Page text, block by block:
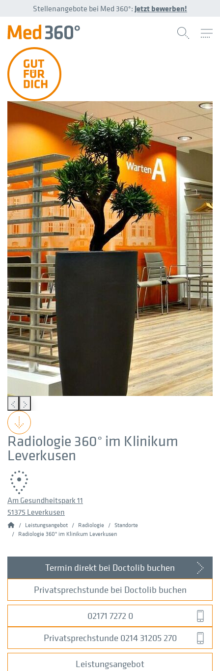
Stellenangebote bei Med 360°: Jetzt bewerben!
Radiologie 360° im Klinikum
Leverkusen
Am Gesundheitspark 11
51375 Leverkusen
HomeLeistungsangebot Radiologie
Standorte
Radiologie 360° im Klinikum Leverkusen
Termin direkt bei Doctolib buchen
Privatsprechstunde bei Doctolib buchen
02171 7272 0
Privatsprechstunde 0214 31205 270
Leistungsangebot